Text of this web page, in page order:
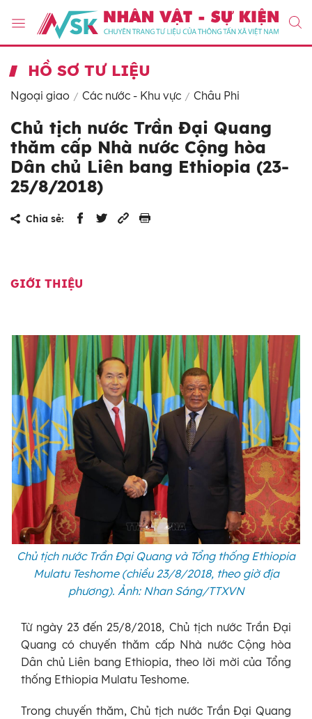
HỒ SƠ TƯ LIỆU
Ngoại giao Các nước - Khu vực Châu Phi
Chủ tịch nước Trần Đại Quang
thăm cấp Nhà nước Cộng hòa
Dân chủ Liên bang Ethiopia (23-
25/8/2018)
Chia sẻ:
GIỚI THIỆU
Chủ tịch nước Trần Đại Quang và Tổng thống Ethiopia
Mulatu Teshome (chiều 23/8/2018, theo giờ địa
phương). Ảnh: Nhan Sáng/TTXVN
Từ ngày 23 đến 25/8/2018, Chủ tịch nước Trần Đại
Quang có chuyến thăm cấp Nhà nước Cộng hòa
Dân chủ Liên bang Ethiopia, theo lời mời của Tổng
thống Ethiopia Mulatu Teshome.
Trong chuyến thăm, Chủ tịch nước Trần Đại Quang